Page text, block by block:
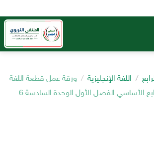
اللغة الإنجليزية
ورقة عمل قطعة اللغة
الأساسي الفصل الأول الوحدة السادسة 6